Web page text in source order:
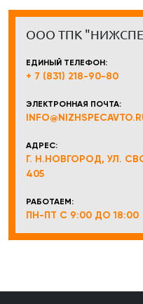
ООО ТПК
ЕДИНЫЙ ТЕЛЕФОН:
+ 7 (831) 218-90-80
ЭЛЕКТРОННАЯ ПОЧТА:
АДРЕС:
Г. Н.НОВГОРОД, УЛ.
405
РАБОТАЕМ:
ПН-ПТ С 9:00 ДО 18:00